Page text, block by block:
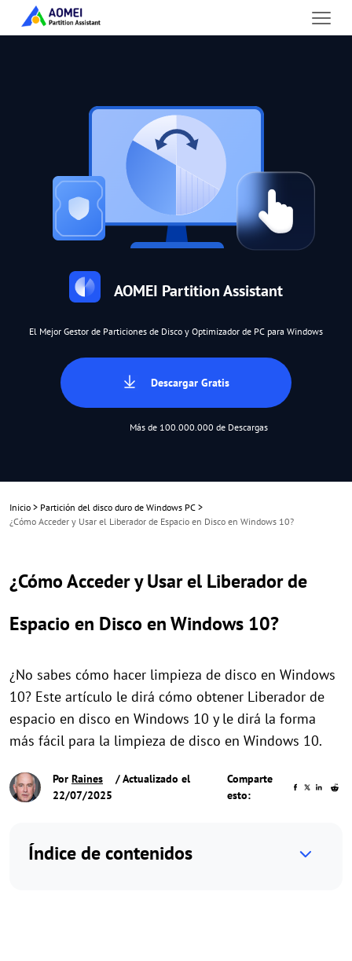
AOMEI Partition Assistant
El Mejor Gestor de Particiones de Disco y Optimizador de PC para Windows
Descargar Gratis
Más de 100.000.000 de Descargas
Inicio > Partición del disco duro de Windows PC >
¿Cómo Acceder y Usar el Liberador de Espacio en Disco en Windows 10?
¿Cómo Acceder y Usar el Liberador de
Espacio en Disco en Windows 10?
¿No sabes cómo hacer limpieza de disco en Windows
10? Este artículo le dirá cómo obtener Liberador de
espacio en disco en Windows 10 y le dirá la forma
más fácil para la limpieza de disco en Windows 10.
Por Raines
/ Actualizado el
22/07/2025
Comparte
esto:
Índice de contenidos